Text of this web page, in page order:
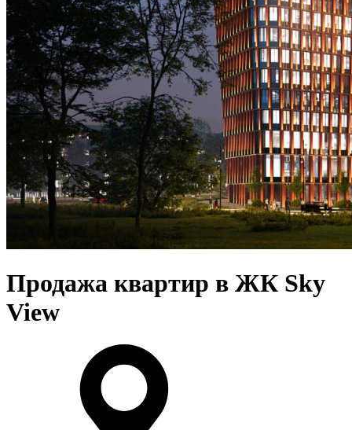
Продажа квартир в ЖК Sky
View